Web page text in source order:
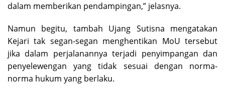
dalam memberikan pendampingan,” jelasnya.
Namun begitu, tambah Ujang Sutisna mengatakan
Kejari tak segan-segan menghentikan MoU tersebut
jika dalam perjalanannya terjadi penyimpangan dan
penyelewengan yang tidak sesuai dengan norma-
norma hukum yang berlaku.